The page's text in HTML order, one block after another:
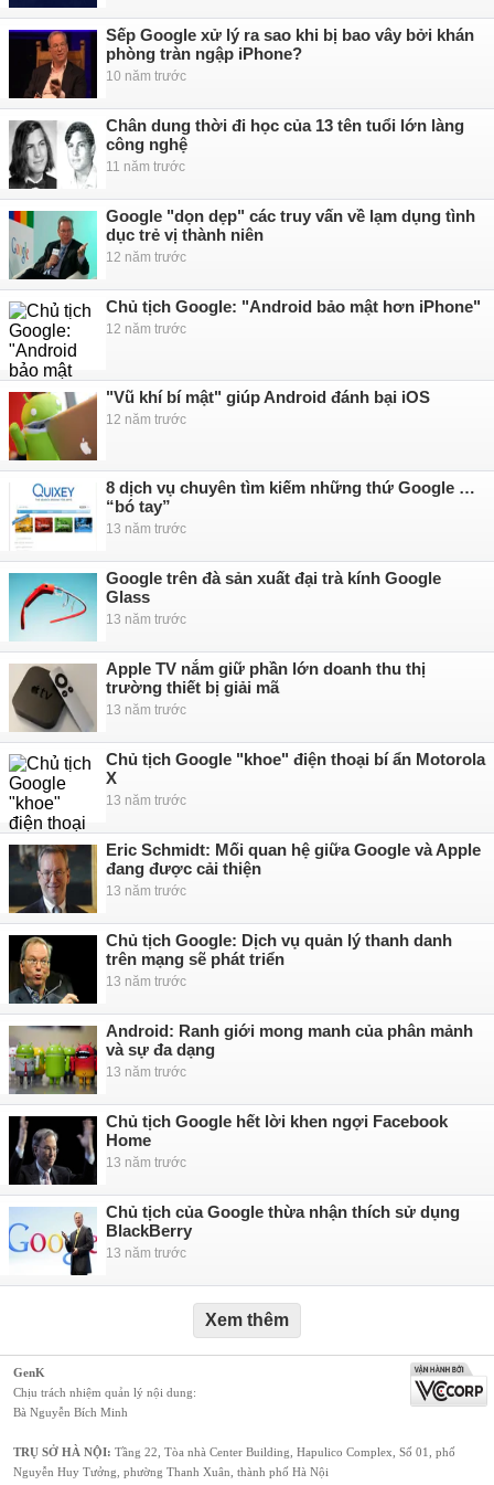
Sếp Google xử lý ra sao khi bị bao vây bởi khán
phòng tràn ngập iPhone?
10 năm trước
Chân dung thời đi học của 13 tên tuổi lớn làng
công nghệ
11 năm trước
Google "dọn dẹp" các truy vấn về lạm dụng tình
dục trẻ vị thành niên
12 năm trước
Chủ tịch Google: "Android bảo mật hơn iPhone"
12 năm trước
"Vũ khí bí mật" giúp Android đánh bại iOS
12 năm trước
8 dịch vụ chuyên tìm kiếm những thứ Google …
“bó tay”
13 năm trước
Google trên đà sản xuất đại trà kính Google
Glass
13 năm trước
Apple TV nắm giữ phần lớn doanh thu thị
trường thiết bị giải mã
13 năm trước
Chủ tịch Google "khoe" điện thoại bí ẩn Motorola
X
13 năm trước
Eric Schmidt: Mối quan hệ giữa Google và Apple
đang được cải thiện
13 năm trước
Chủ tịch Google: Dịch vụ quản lý thanh danh
trên mạng sẽ phát triển
13 năm trước
Android: Ranh giới mong manh của phân mảnh
và sự đa dạng
13 năm trước
Chủ tịch Google hết lời khen ngợi Facebook
Home
13 năm trước
Chủ tịch của Google thừa nhận thích sử dụng
BlackBerry
13 năm trước
Xem thêm
GenK
Chịu trách nhiệm quản lý nội dung:
Bà Nguyễn Bích Minh
TRỤ SỞ HÀ NỘI: Tầng 22, Tòa nhà Center Building, Hapulico Complex, Số 01, phố
Nguyễn Huy Tưởng, phường Thanh Xuân, thành phố Hà Nội